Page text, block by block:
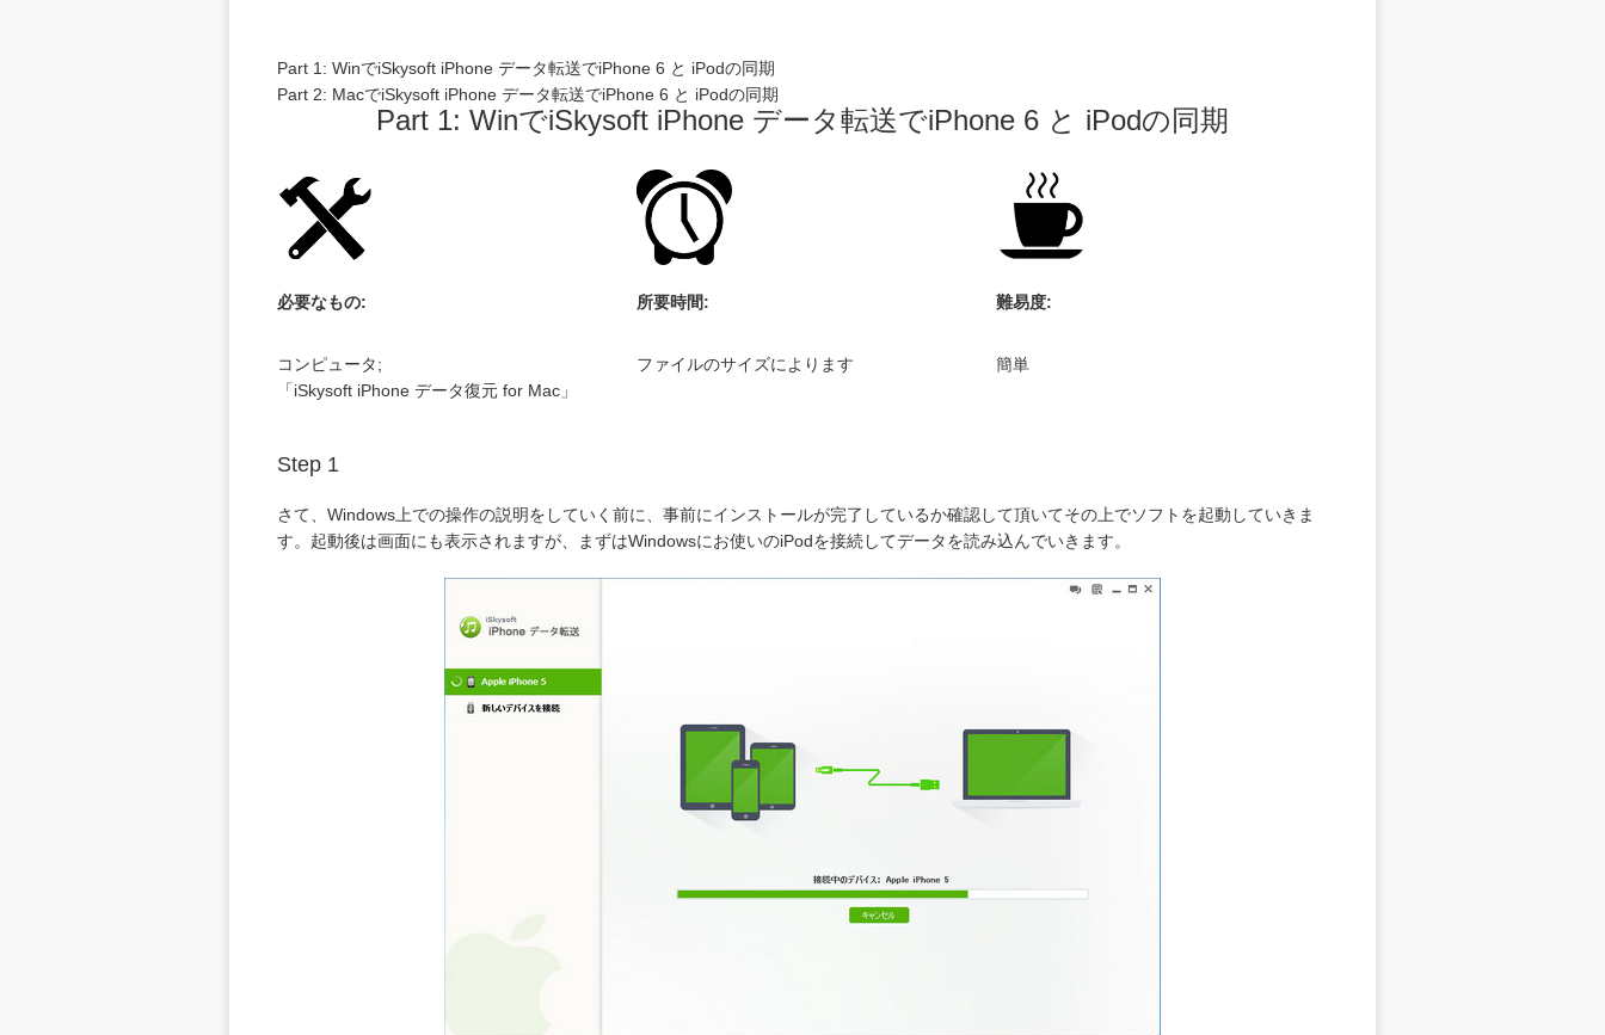
Part 1: WinでiSkysoft iPhone データ転送でiPhone 6 と iPodの同期
Part 2: MacでiSkysoft iPhone データ転送でiPhone 6 と iPodの同期
Part 1: WinでiSkysoft iPhone データ転送でiPhone 6 と iPodの同期
必要なもの:
コンピュータ;
「iSkysoft iPhone データ復元 for Mac」
所要時間:
ファイルのサイズによります
難易度:
簡単
Step 1
さて、Windows上での操作の説明をしていく前に、事前にインストールが完了しているか確認して頂いてその上でソフトを起動していきま
す。起動後は画面にも表示されますが、まずはWindowsにお使いのiPodを接続してデータを読み込んでいきます。